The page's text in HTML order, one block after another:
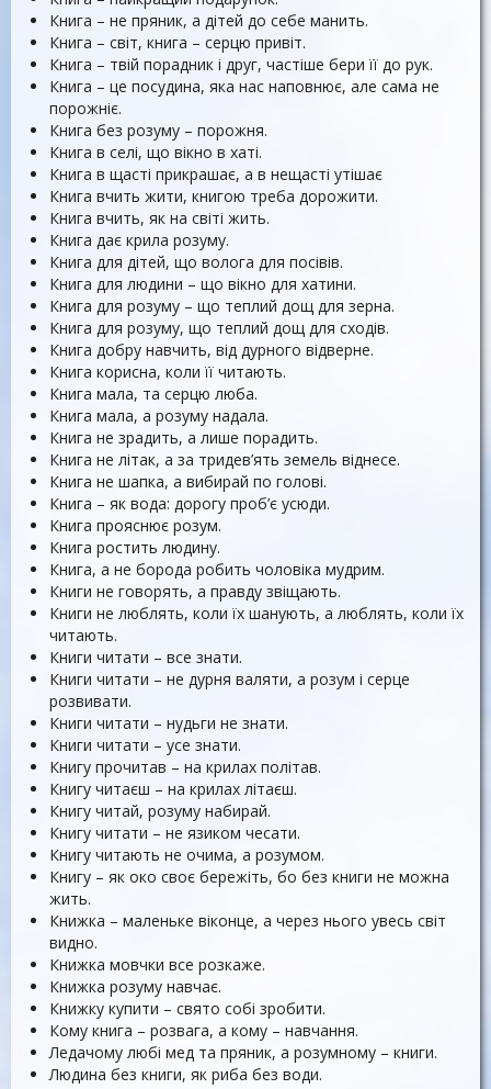
Книга – не пряник, а дітей до себе манить.
Книга – світ, книга – серцю привіт.
Книга – твій порадник і друг, частіше бери її до рук.
Книга – це посудина, яка нас наповнює, але сама не
порожніє.
Книга без розуму – порожня.
Книга в селі, що вікно в хаті.
Книга в щасті прикрашає, а в нещасті утішає
Книга вчить жити, книгою треба дорожити.
Книга вчить, як на світі жить.
Книга дає крила розуму.
Книга для дітей, що волога для посівів.
Книга для людини – що вікно для хатини.
Книга для розуму – що теплий дощ для зерна.
Книга для розуму, що теплий дощ для сходів.
Книга добру навчить, від дурного відверне.
Книга корисна, коли її читають.
Книга мала, та серцю люба.
Книга мала, а розуму надала.
Книга не зрадить, а лише порадить.
Книга не літак, а за тридев’ять земель віднесе.
Книга не шапка, а вибирай по голові.
Книга – як вода: дорогу проб’є усюди.
Книга прояснює розум.
Книга ростить людину.
Книга, а не борода робить чоловіка мудрим.
Книги не говорять, а правду звіщають.
Книги не люблять, коли їх шанують, а люблять, коли їх
читають.
Книги читати – все знати.
Книги читати – не дурня валяти, а розум і серце
розвивати.
Книги читати – нудьги не знати.
Книги читати – усе знати.
Книгу прочитав – на крилах політав.
Книгу читаєш – на крилах літаєш.
Книгу читай, розуму набирай.
Книгу читати – не язиком чесати.
Книгу читають не очима, а розумом.
Книгу – як око своє бережіть, бо без книги не можна
жить.
Книжка – маленьке віконце, а через нього увесь світ
видно.
Книжка мовчки все розкаже.
Книжка розуму навчає.
Книжку купити – свято собі зробити.
Кому книга – розвага, а кому – навчання.
Ледачому любі мед та пряник, а розумному – книги.
Людина без книги, як риба без води.